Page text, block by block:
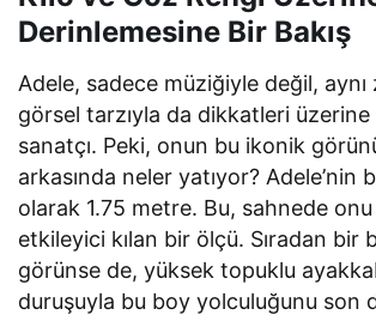
Derinlemesine Bir Bakış
Adele, sadece müziğiyle değil, aynı
görsel tarzıyla da dikkatleri
sanatçı. Peki, onun bu ikonik
arkasında neler yatıyor? Adele’nin
olarak 1.75 metre. Bu, sahnede
etkileyici kılan bir ölçü. Sıradan bir
görünse de, yüksek topuklu
duruşuyla bu boy yolculuğunu son